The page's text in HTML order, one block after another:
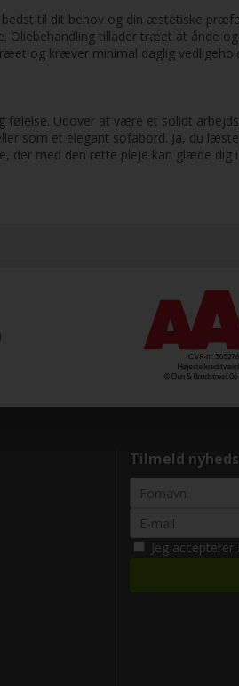
til dit behov og din æstetiske
tillader træet at ånde
og kræver minimal daglig
Udover at være et solidt
som et elegant sofabord. Ja, du
med den rette pleje kan glæde dig
Tilmeld
Jeg accepterer